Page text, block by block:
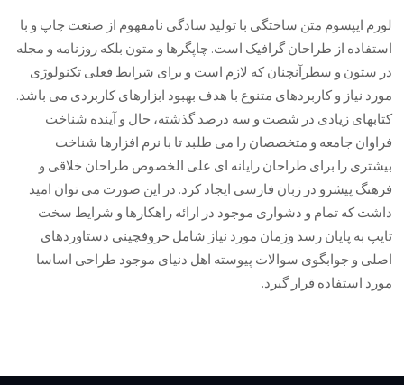
لورم ایپسوم متن ساختگی با تولید سادگی نامفهوم از صنعت چاپ و با
استفاده از طراحان گرافیک است. چاپگرها و متون بلکه روزنامه و مجله
در ستون و سطرآنچنان که لازم است و برای شرایط فعلی تکنولوژی
مورد نیاز و کاربردهای متنوع با هدف بهبود ابزارهای کاربردی می باشد.
کتابهای زیادی در شصت و سه درصد گذشته، حال و آینده شناخت
فراوان جامعه و متخصصان را می طلبد تا با نرم افزارها شناخت
بیشتری را برای طراحان رایانه ای علی الخصوص طراحان خلاقی و
فرهنگ پیشرو در زبان فارسی ایجاد کرد. در این صورت می توان امید
داشت که تمام و دشواری موجود در ارائه راهکارها و شرایط سخت
تایپ به پایان رسد وزمان مورد نیاز شامل حروفچینی دستاوردهای
اصلی و جوابگوی سوالات پیوسته اهل دنیای موجود طراحی اساسا
مورد استفاده قرار گیرد.